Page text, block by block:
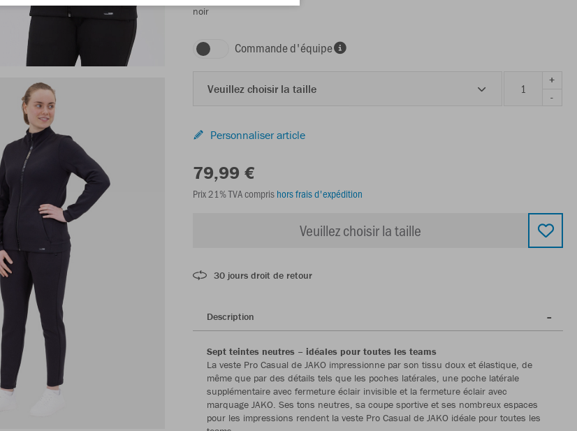
noir
Commande d'équipe
Veuillez choisir la taille
+
-
Personnaliser article
79,99 €
Prix 21% TVA compris hors frais d'expédition
Veuillez choisir la taille
30 jours droit de retour
Description
Sept teintes neutres – idéales pour toutes les teams
La veste Pro Casual de JAKO impressionne par son tissu doux et élastique, de
même que par des détails tels que les poches latérales, une poche latérale
supplémentaire avec fermeture éclair invisible et la fermeture éclair avec
marquage JAKO. Ses tons neutres, sa coupe sportive et ses nombreux espaces
pour les impressions rendent la veste Pro Casual de JAKO idéale pour toutes les